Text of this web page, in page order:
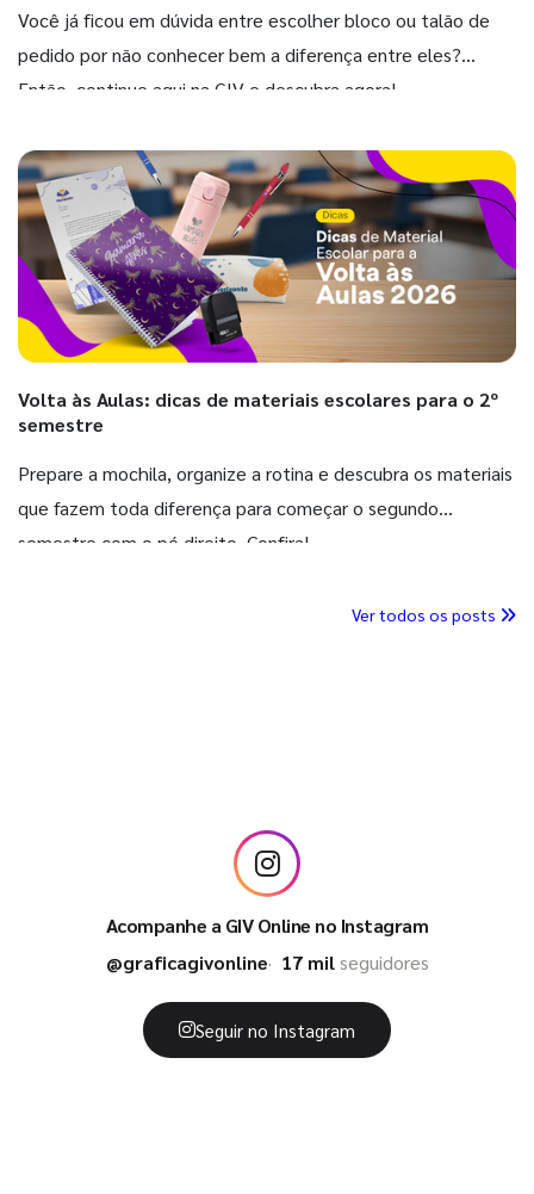
Você já ficou em dúvida entre escolher bloco ou talão de
pedido por não conhecer bem a diferença entre eles?
Então, continue aqui na GIV e descubra agora!
Volta às Aulas: dicas de materiais escolares para o 2º
semestre
Prepare a mochila, organize a rotina e descubra os materiais
que fazem toda diferença para começar o segundo
semestre com o pé direito. Confira!
Ver todos os posts
Acompanhe a GIV Online no Instagram
@graficagivonline
17 milseguidores
Seguir no Instagram